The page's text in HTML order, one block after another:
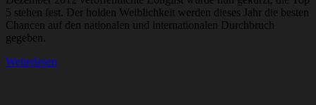
5 stehen fest. Der holden Weiblichkeit werden dieses Jahr die besten
Chancen auf den nationalen und internationalen Durchbruch
gegeben.
Weiterlesen